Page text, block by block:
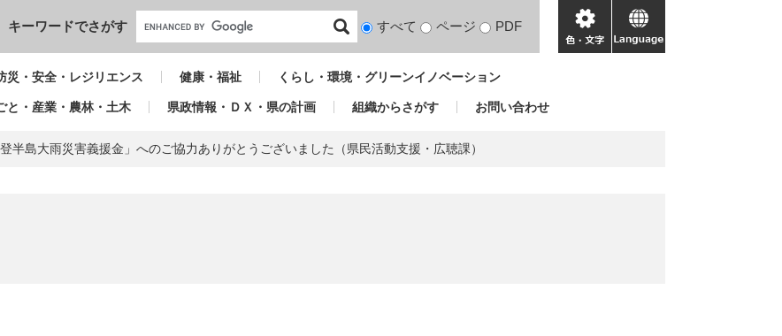
本文へ
キーワードでさがす
検
対
すべて ページ PDF
色・
文
language
災・安全・レジリエンス 健康・福祉 くらし・環境・グリーンイノベーション
と・産業・農林・土木 県政情報・ＤＸ・県の計画 組織からさがす お問い合わせ
登半島大雨災害義援金」へのご協力ありがとうございました（県民活動支援・広聴課）